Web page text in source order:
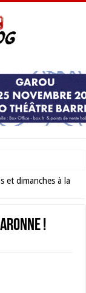
incontournable de
et dimanches à la
!